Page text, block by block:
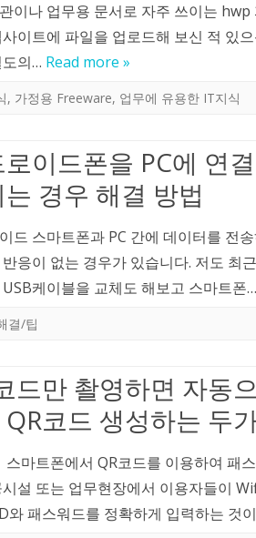
이나 업무용 문서로 자주 쓰이는
이트에 파일을 업로드해 보신 적 있
의… Read more »
, 가정용 Freeware, 업무에 유용한 IT지식
이드폰을 PC에 연
경우 해결 방법
드 스마트폰과 PC 간에 데이터를 전
응이 없는 경우가 있습니다. 저도 최
케이블을 교체도 해보고 스마트폰…
결/팁
드만 촬영하면 자동
코드 생성하는 두
마트폰에서 QR코드를 이용하여 패
설 또는 업무현장에서 이용자들이
와 패스워드를 정확하게 입력하는 것